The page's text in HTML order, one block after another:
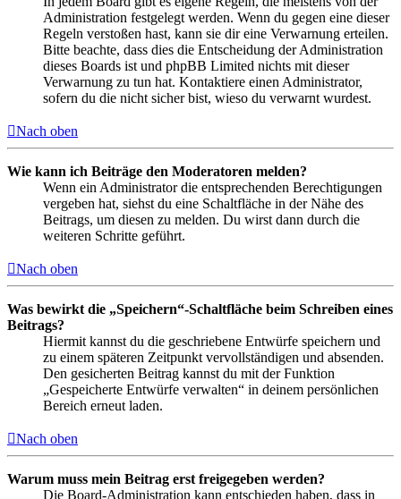
Administration festgelegt werden. Wenn du gegen eine dieser
Regeln verstoßen hast, kann sie dir eine Verwarnung erteilen.
Bitte beachte, dass dies die Entscheidung der Administration
dieses Boards ist und phpBB Limited nichts mit dieser
Verwarnung zu tun hat. Kontaktiere einen Administrator,
sofern du die nicht sicher bist, wieso du verwarnt wurdest.
Nach oben
Wie kann ich Beiträge den Moderatoren melden?
Wenn ein Administrator die entsprechenden Berechtigungen
vergeben hat, siehst du eine Schaltfläche in der Nähe des
Beitrags, um diesen zu melden. Du wirst dann durch die
weiteren Schritte geführt.
Nach oben
Was bewirkt die „Speichern“-Schaltfläche beim Schreiben eines
Beitrags?
Hiermit kannst du die geschriebene Entwürfe speichern und
zu einem späteren Zeitpunkt vervollständigen und absenden.
Den gesicherten Beitrag kannst du mit der Funktion
„Gespeicherte Entwürfe verwalten“ in deinem persönlichen
Bereich erneut laden.
Nach oben
Warum muss mein Beitrag erst freigegeben werden?
Die Board-Administration kann entschieden haben, dass in